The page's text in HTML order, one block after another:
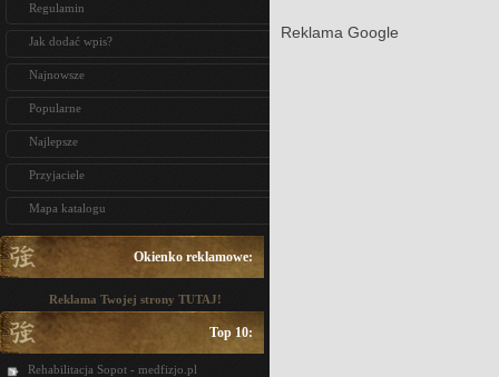
Regulamin
Jak dodać wpis?
Najnowsze
Popularne
Najlepsze
Przyjaciele
Mapa katalogu
Okienko reklamowe:
Reklama Twojej strony TUTAJ!
Top 10:
Rehabilitacja Sopot - medfizjo.pl
Reklama Google